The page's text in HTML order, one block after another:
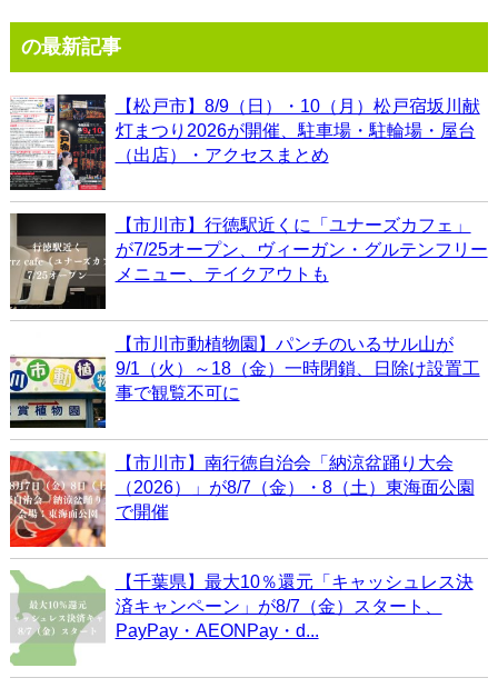
の最新記事
【松戸市】8/9（日）・10（月）松戸宿坂川献
灯まつり2026が開催、駐車場・駐輪場・屋台
（出店）・アクセスまとめ
【市川市】行徳駅近くに「ユナーズカフェ」
が7/25オープン、ヴィーガン・グルテンフリー
メニュー、テイクアウトも
【市川市動植物園】パンチのいるサル山が
9/1（火）～18（金）一時閉鎖、日除け設置工
事で観覧不可に
【市川市】南行徳自治会「納涼盆踊り大会
（2026）」が8/7（金）・8（土）東海面公園
で開催
【千葉県】最大10％還元「キャッシュレス決
済キャンペーン」が8/7（金）スタート、
PayPay・AEONPay・d...